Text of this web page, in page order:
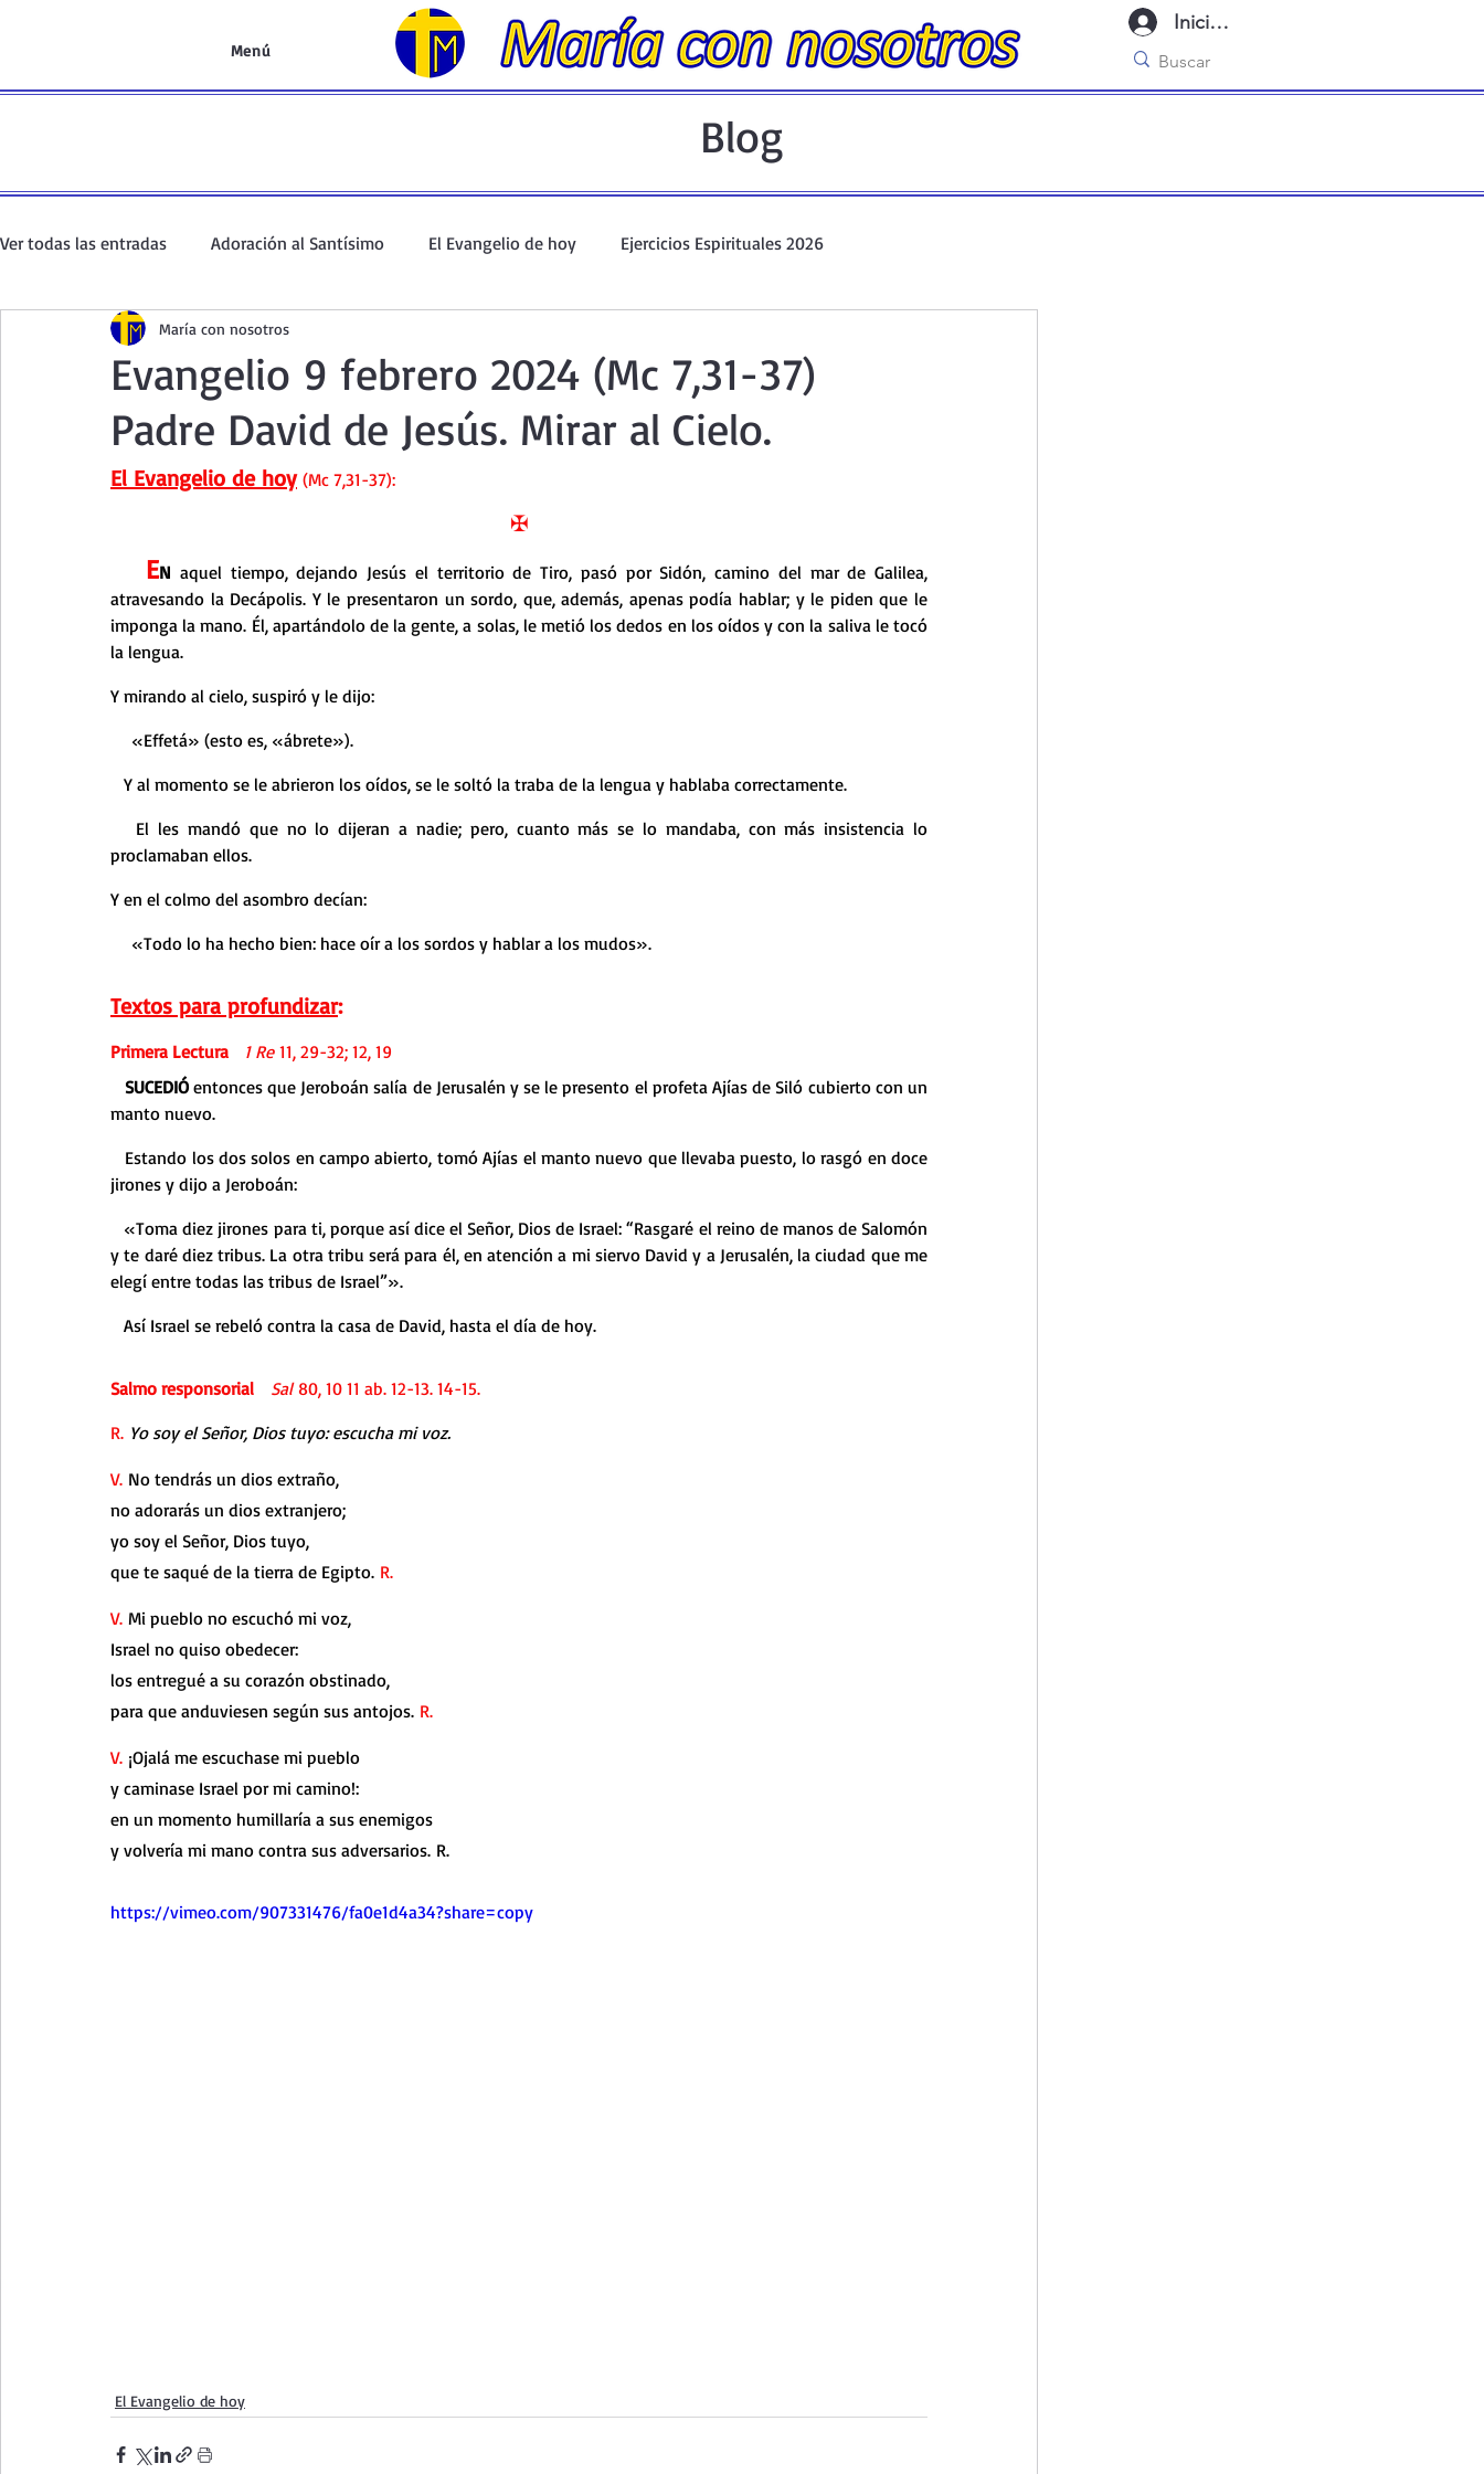
Menú
Iniciar sesión
Blog
Ver todas las entradas Adoración al Santísimo El Evangelio de hoy Ejercicios Espirituales 2026
Oración de la mañana El Evangelio en un minuto
Curso de oración Curso del Catecismo Santo Rosario y Coronilla Oraciones Eucarísticas
Textos selectos de espiritualidad La vida espiritual en frases breves Vídeos de interés
Taller de oración con los Salmos Retiro Adviento - Navidad
Meditaciones Semana Santa 2023 Semana Santa 2025 Semana Santa 2024 Catecismo de la Iglesia Católica
Vídeos de familia Evangelio Dominical. Año B
Evangelio 9 febrero 2024 (Mc 7,31-37)
Padre David de Jesús. Mirar al Cielo.
María con nosotros
El Evangelio de hoy (Mc 7,31-37):
✠
   E
N aquel tiempo, dejando Jesús el territorio de Tiro, pasó por Sidón, camino del mar de Galilea,
atravesando la Decápolis. Y le presentaron un sordo, que, además, apenas podía hablar; y le piden que le
imponga la mano. Él, apartándolo de la gente, a solas, le metió los dedos en los oídos y con la saliva le tocó
la lengua.
Y mirando al cielo, suspiró y le dijo:
«Effetá» (esto es, «ábrete»).
   Y al momento se le abrieron los oídos, se le soltó la traba de la lengua y hablaba correctamente.
proclamaban ellos.
Y en el colmo del asombro decían:
«Todo lo ha hecho bien: hace oír a los sordos y hablar a los mudos».
Textos para profundizar:
Primera Lectura 1 Re 11, 29-32; 12, 19
   SUCEDIÓ
entonces que Jeroboán salía de Jerusalén y se le presento el profeta Ajías de Siló cubierto con un
manto nuevo.
jirones y dijo a Jeroboán:
y te daré diez tribus. La otra tribu será para él, en atención a mi siervo David y a Jerusalén, la ciudad que me
elegí entre todas las tribus de Israel”».
   Así Israel se rebeló contra la casa de David, hasta el día de hoy.
Salmo responsorial Sal 80, 10 11 ab. 12-13. 14-15.
R. Yo soy el Señor, Dios tuyo: escucha mi voz.
V. No tendrás un dios extraño,
no adorarás un dios extranjero;
yo soy el Señor, Dios tuyo,
que te saqué de la tierra de Egipto. R.
V. Mi pueblo no escuchó mi voz,
Israel no quiso obedecer:
los entregué a su corazón obstinado,
para que anduviesen según sus antojos. R.
V. ¡Ojalá me escuchase mi pueblo
y caminase Israel por mi camino!:
en un momento humillaría a sus enemigos
y volvería mi mano contra sus adversarios. R.
https://vimeo.com/907331476/fa0e1d4a34?share=copy
El Evangelio de hoy